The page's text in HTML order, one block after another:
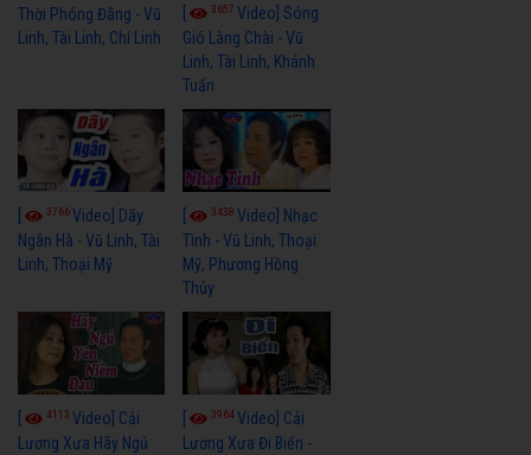
Thời Phóng Đãng - Vũ
Linh, Tài Linh, Chí Linh
3657Video] Sóng
Gió Làng Chài - Vũ
Linh, Tài Linh, Khánh
Tuấn
3766Video] Dãy
Ngân Hà - Vũ Linh, Tài
Linh, Thoại Mỹ
3438Video] Nhạc
Tình - Vũ Linh, Thoại
Mỹ, Phương Hồng
Thủy
4113 Video] Cải
Lương Xưa Hãy Ngủ
3964Video] Cải
Lương Xưa Đi Biển -